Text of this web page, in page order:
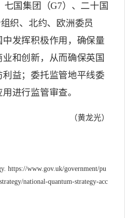
七国集团（G7）、二十国
织、北约、欧洲委员
发挥积极作用，确保量
和创新，从而确保英国
益；委托监管地平线委
进行监管审查。
（黄龙光）
https://www.gov.uk/government/pu
national-quantum-strategy-acc